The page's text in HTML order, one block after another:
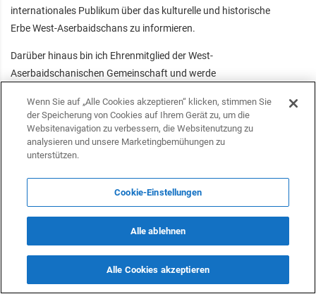
internationales Publikum über das kulturelle und historische
Erbe West-Aserbaidschans zu informieren.
Darüber hinaus bin ich Ehrenmitglied der West-
Aserbaidschanischen Gemeinschaft und werde
historischen Rechte und unsere Identität fördern. Ich bin
davon überzeugt, dass Erbe und Geschichte nicht nur die
Vergangenheit betreffen – sie sind auch Werkzeuge, um
gegenseitiges Verständnis zu schaffen und eine
informiertere und respektvollere Zukunft zu gestalten.
Folgen Sie uns auf Telegram
Folgen Sie uns auf Facebook
Wenn Sie auf „Alle Cookies akzeptieren“ klicken, stimmen Sie
der Speicherung von Cookies auf Ihrem Gerät zu, um die
Websitenavigation zu verbessern, die Websitenutzung zu
analysieren und unsere Marketingbemühungen zu
unterstützen.
Cookie-Einstellungen
Alle ablehnen
Alle Cookies akzeptieren